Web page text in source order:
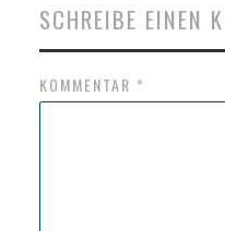
SCHREIBE EINEN
KOMMENTAR *